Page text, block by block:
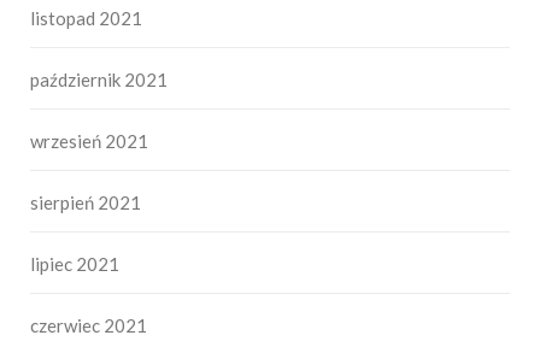
listopad 2021
październik 2021
wrzesień 2021
sierpień 2021
lipiec 2021
czerwiec 2021